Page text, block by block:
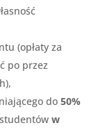
(opłaty za
po przez
do 50%
w